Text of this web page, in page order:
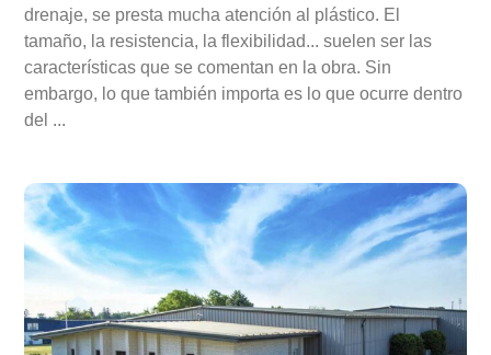
drenaje, se presta mucha atención al plástico. El
tamaño, la resistencia, la flexibilidad... suelen ser las
características que se comentan en la obra. Sin
embargo, lo que también importa es lo que ocurre dentro
del ...